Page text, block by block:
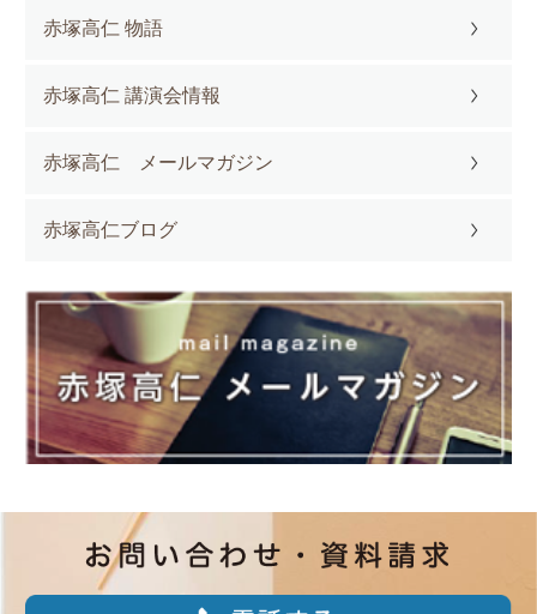
赤塚高仁 物語
赤塚高仁 講演会情報
赤塚高仁 メールマガジン
赤塚高仁ブログ